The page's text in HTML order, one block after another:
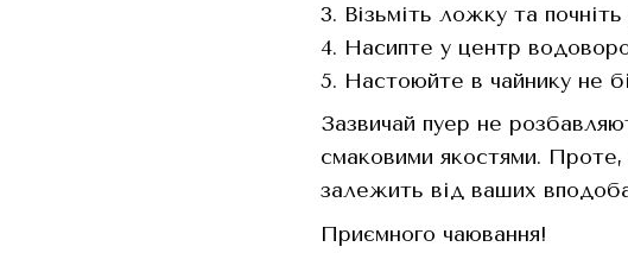
3. Візьміть ложку та
4. Насипте у центр
5. Настоюйте в чайнику не
Зазвичай пуер не
смаковими якостями.
залежить від ваших
Приємного чаювання!